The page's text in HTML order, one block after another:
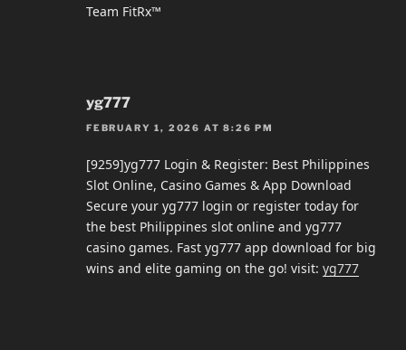
Team FitRx™
yg777
FEBRUARY 1, 2026 AT 8:26 PM
[9259]yg777 Login & Register: Best Philippines
Slot Online, Casino Games & App Download
Secure your yg777 login or register today for
the best Philippines slot online and yg777
casino games. Fast yg777 app download for big
wins and elite gaming on the go! visit: yg777